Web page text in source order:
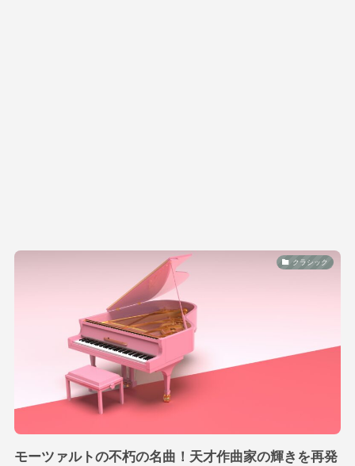
クラシック
モーツァルトの不朽の名曲！天才作曲家の輝きを再発